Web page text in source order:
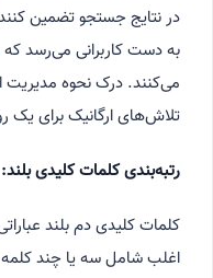
در نتایج جستجو تضمین
به دست کاربرانی می‌رسد
می‌کنند. درک نحوه مدیریت
تلاش‌های ارگانیک برای یک
رتبه‌بندی کلمات کلیدی بلند:
کلمات کلیدی دم بلند
اغلب شامل سه یا چند